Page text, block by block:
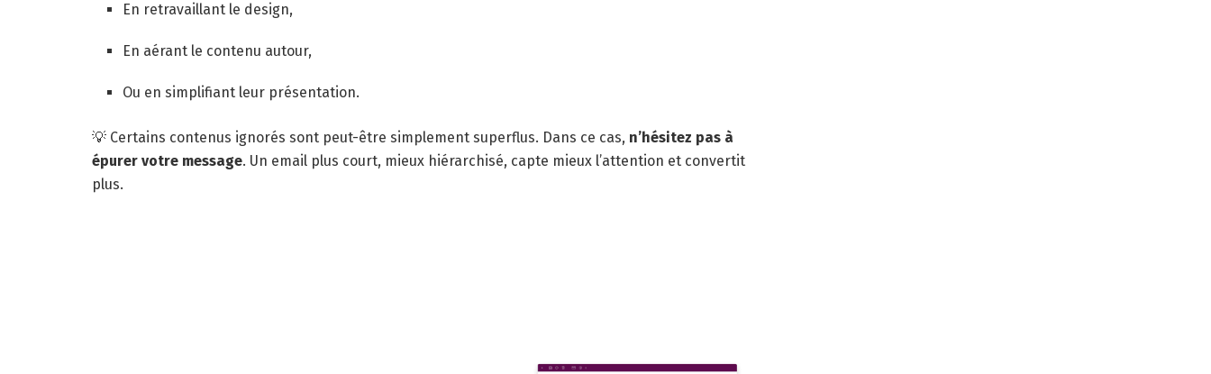
En retravaillant le design,
En aérant le contenu autour,
Ou en simplifiant leur présentation.
💡 Certains contenus ignorés sont peut-être simplement superflus. Dans ce cas, n’hésitez pas à
épurer votre message. Un email plus court, mieux hiérarchisé, capte mieux l’attention et convertit
plus.